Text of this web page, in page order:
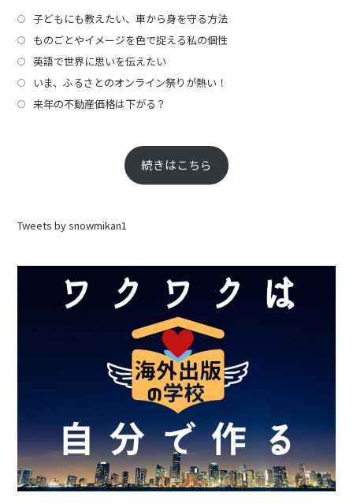
子どもにも教えたい、車から身を守る方法
ものごとやイメージを色で捉える私の個性
英語で世界に思いを伝えたい
いま、ふるさとのオンライン祭りが熱い！
来年の不動産価格は下がる？
続きはこちら
Tweets by snowmikan1